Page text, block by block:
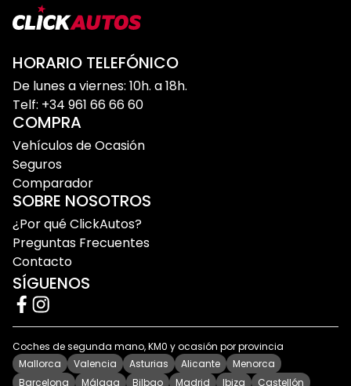
versatilidad y comodidad en carretera.
En nuestro catálogo podrás encontrar distintas
versiones de la Citroën Jumper con diferentes
tamaños, alturas y configuraciones para adaptarse
a las necesidades de autónomos, empresas y
profesionales. Todos nuestros vehículos son
revisados antes de la entrega para garantizar
seguridad y tranquilidad durante la compra.
¿Por qué elegir una Citroën Jumper de
ocasión?
La Citroën Jumper es una excelente alternativa
para quienes necesitan un vehículo comercial
amplio, robusto y preparado para un uso intensivo.
Gran capacidad de carga y espacio interior
La Citroën Jumper destaca por su amplitud y
HORARIO TELEFÓNICO
De lunes a viernes: 10h. a 18h.
Telf: +34 961 66 66 60
COMPRA
Vehículos de Ocasión
Seguros
Comparador
SOBRE NOSOTROS
¿Por qué ClickAutos?
Preguntas Frecuentes
Contacto
SÍGUENOS
Coches de segunda mano, KM0 y ocasión por provincia
Mallorca
Valencia Asturias Alicante
Menorca
Barcelona
Málaga Bilbao Madrid Ibiza Castellón